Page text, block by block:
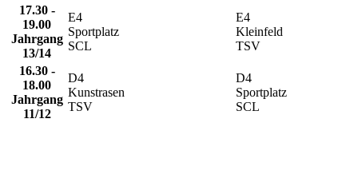
17.30 -
19.00
Jahrgang
13/14
E4
Sportplatz
SCL
E4
Kleinfeld
TSV
16.30 -
18.00
Jahrgang
11/12
D4
Kunstrasen
TSV
D4
Sportplatz
SCL